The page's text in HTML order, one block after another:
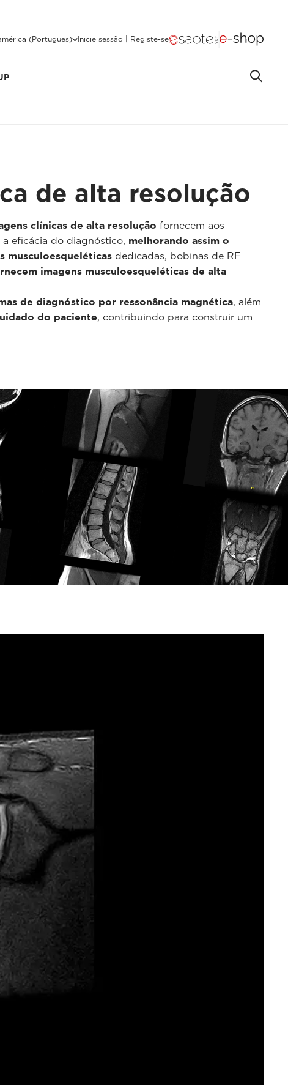
(Português) Inicie sessão | Registe-se
de alta resolução
clínicas de alta resolução fornecem aos
eficácia do diagnóstico, melhorando assim o
musculoesqueléticas dedicadas, bobinas de RF
imagens musculoesqueléticas de alta
de diagnóstico por ressonância magnética, além
do paciente, contribuindo para construir um